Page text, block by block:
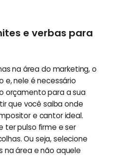
e verbas para
na área do marketing, o
e, nele é necessário
orçamento para a sua
que você saiba onde
e cantor ideal.
ter pulso firme e ser
Ou seja, selecione
na área e não aquele